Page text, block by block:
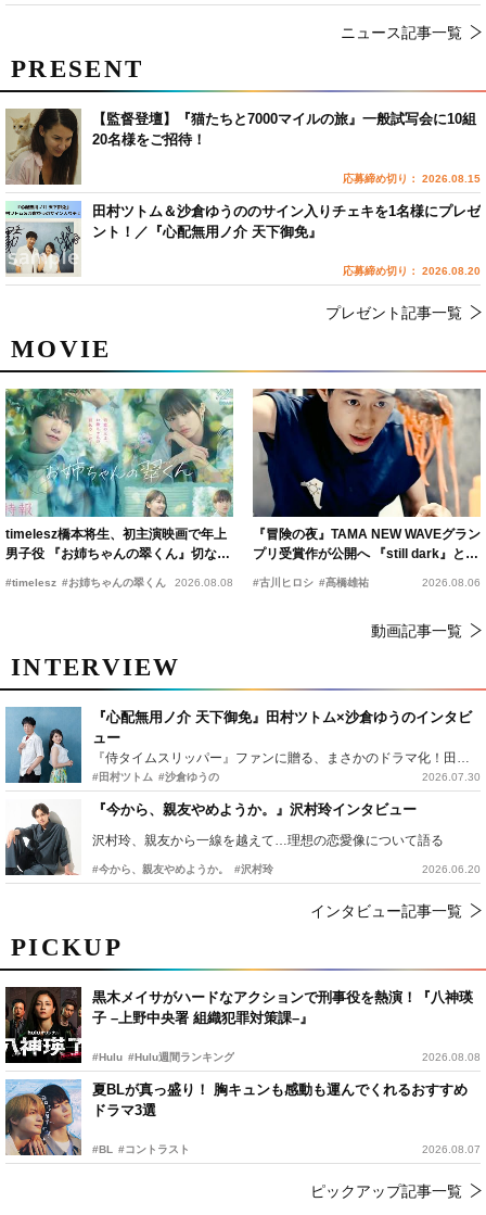
ニュース記事一覧
PICKUP
黒木メイサがハードなアクションで刑事役を熱演！『八神瑛
子 –上野中央署 組織犯罪対策課–』
#Hulu #Hulu週間ランキング 2026.08.08
夏BLが真っ盛り！ 胸キュンも感動も運んでくれるおすすめ
ドラマ3選
#BL #コントラスト 2026.08.07
ピックアップ記事一覧
MOVIE
timelesz橋本将生、初主演映画で年上
男子役 『お姉ちゃんの翠くん』切ない
恋の幕開けを予感
#timelesz #お姉ちゃんの翠くん 2026.08.08
『冒険の夜』TAMA NEW WAVEグラン
プリ受賞作が公開へ 『still dark』と同
時上映決定
#古川ヒロシ #髙橋雄祐 2026.08.06
動画記事一覧
INTERVIEW
『心配無用ノ介 天下御免』田村ツトム×沙倉ゆうのインタビ
ュー
『侍タイムスリッパー』ファンに贈る、まさかのドラマ化！田村ツトム×沙倉ゆうのが語る『心配無用ノ介』撮影秘話
#田村ツトム #沙倉ゆうの 2026.07.30
『今から、親友やめようか。』沢村玲インタビュー
沢村玲、親友から一線を越えて…理想の恋愛像について語る
#今から、親友やめようか。 #沢村玲 2026.06.20
インタビュー記事一覧
PRESENT
【監督登壇】『猫たちと7000マイルの旅』一般試写会に10組
20名様をご招待！
応募締め切り： 2026.08.15
田村ツトム＆沙倉ゆうののサイン入りチェキを1名様にプレゼ
ント！／『心配無用ノ介 天下御免』
応募締め切り： 2026.08.20
プレゼント記事一覧